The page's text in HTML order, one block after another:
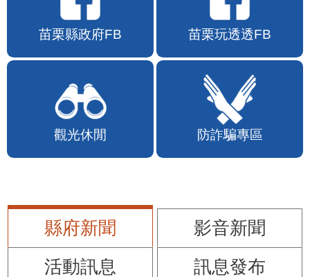
苗栗縣政府FB 苗栗玩透透FB
觀光休閒 防詐騙專區
縣府新聞
影音新聞
活動訊息
訊息發布